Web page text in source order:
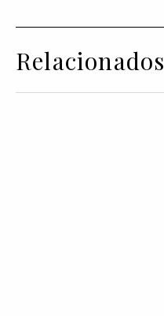
Relacionados